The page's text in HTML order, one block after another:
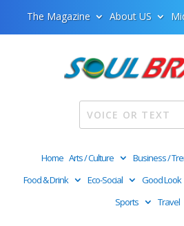
The Magazine About US
Home Arts / Culture Business /
Food & Drink
Eco-Social Good Look
Sports
Travel